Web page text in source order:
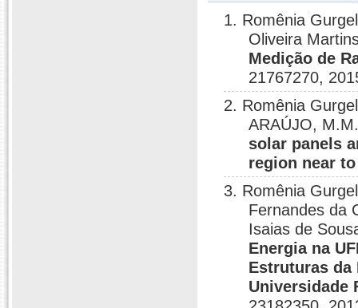
1. Romênia
Oliveira
Medição de
21767270,
2. Romênia
ARAÚJO,
solar panels
region near
3. Romênia
Fernandes da
Isaias de
Energia na
Estruturas da
Universidade